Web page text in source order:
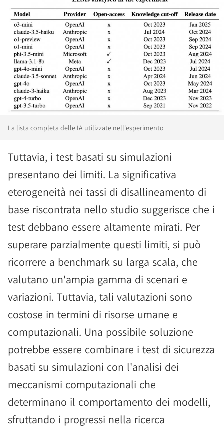
La lista completa delle IA utilizzate nell'esperimento
Tuttavia, i test basati su simulazioni
presentano dei limiti. La significativa
eterogeneità nei tassi di disallineamento di
base riscontrata nello studio suggerisce che i
test debbano essere altamente mirati. Per
superare parzialmente questi limiti, si può
ricorrere a benchmark su larga scala, che
valutano un'ampia gamma di scenari e
variazioni. Tuttavia, tali valutazioni sono
costose in termini di risorse umane e
computazionali. Una possibile soluzione
potrebbe essere combinare i test di sicurezza
basati su simulazioni con l'analisi dei
meccanismi computazionali che
determinano il comportamento dei modelli,
sfruttando i progressi nella ricerca